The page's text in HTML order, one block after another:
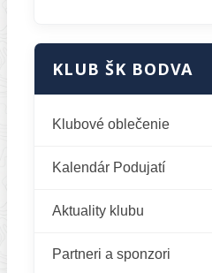
KLUB ŠK BODVA
Klubové oblečenie
Kalendár Podujatí
Aktuality klubu
Partneri a sponzori